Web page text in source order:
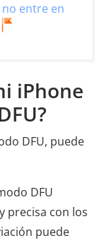
entre en
iPhone
DFU, puede
DFU
precisa con los
puede